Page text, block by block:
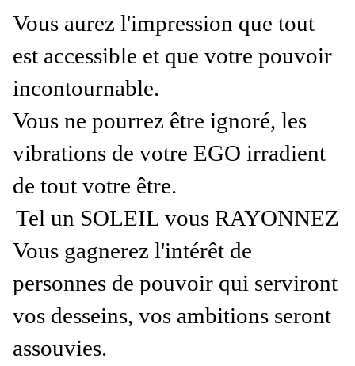
Vous aurez l'impression que tout
est accessible et que votre pouvoir
incontournable.
Vous ne pourrez être ignoré, les
vibrations de votre EGO irradient
de tout votre être.
Tel un SOLEIL vous RAYONNEZ
Vous gagnerez l'intérêt de
personnes de pouvoir qui serviront
vos desseins, vos ambitions seront
assouvies.